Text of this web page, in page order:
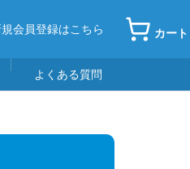
会員登録はこちら カート
よくある質問